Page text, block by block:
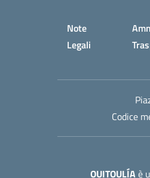
Small
Note
Legali
Codice
OUITOULÍAè